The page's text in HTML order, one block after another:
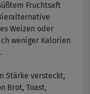
Fruchtsaft
Weizen oder
weniger Kalorien
Stärke versteckt,
Brot, Toast,